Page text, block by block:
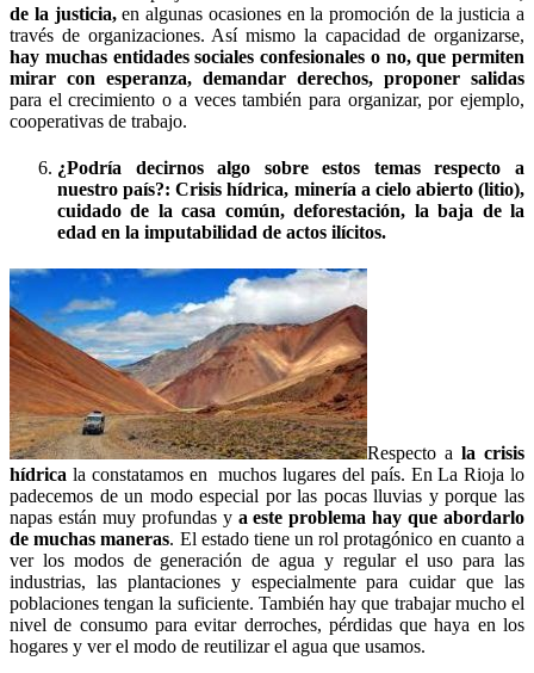
de la justicia,en algunas ocasiones en la promoción de la justicia a
través de organizaciones. Así mismo la capacidad de organizarse,
hay muchas entidades sociales confesionales o no, que permiten
mirar con esperanza, demandar derechos, proponer salidas
para el crecimiento o a veces también para organizar, por ejemplo,
cooperativas de trabajo.
¿Podría decirnos algo sobre estos temas respecto a
nuestro país?: Crisis hídrica, minería a cielo abierto (litio),
cuidado de la casa común, deforestación, la baja de la
edad en la imputabilidad de actos ilícitos.
Respecto a la crisis
hídrica la constatamos en muchos lugares del país. En La Rioja lo
padecemos de un modo especial por las pocas lluvias y porque las
napas están muy profundas y a este problema hay que abordarlo
de muchas maneras. El estado tiene un rol protagónico en cuanto a
ver los modos de generación de agua y regular el uso para las
industrias, las plantaciones y especialmente para cuidar que las
poblaciones tengan la suficiente. También hay que trabajar mucho el
nivel de consumo para evitar derroches, pérdidas que haya en los
hogares y ver el modo de reutilizar el agua que usamos.